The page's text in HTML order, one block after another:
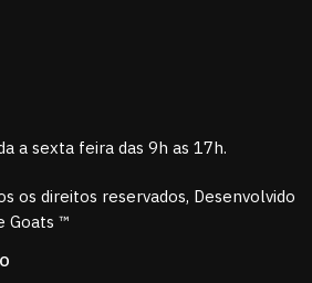
a sexta feira das 9h as 17h.
os direitos reservados, Desenvolvido
Goats ™